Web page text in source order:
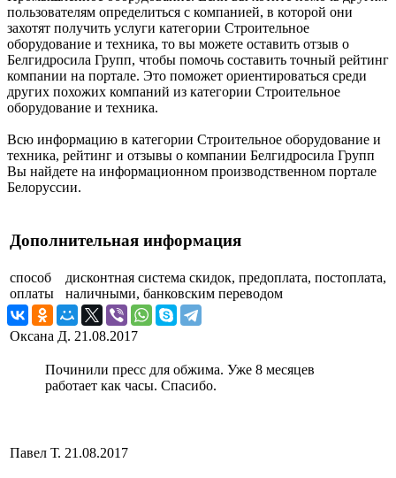
пользователям определиться с компанией, в которой они
захотят получить услуги категории Строительное
оборудование и техника, то вы можете оставить отзыв о
Белгидросила Групп, чтобы помочь составить точный рейтинг
компании на портале. Это поможет ориентироваться среди
других похожих компаний из категории Строительное
оборудование и техника.
Всю информацию в категории Строительное оборудование и
техника, рейтинг и отзывы о компании Белгидросила Групп
Вы найдете на информационном производственном портале
Белоруссии.
Дополнительная информация
способ
оплаты
дисконтная система скидок, предоплата, постоплата,
наличными, банковским переводом
Оксана Д. 21.08.2017
Починили пресс для обжима. Уже 8 месяцев
работает как часы. Спасибо.
Павел Т. 21.08.2017